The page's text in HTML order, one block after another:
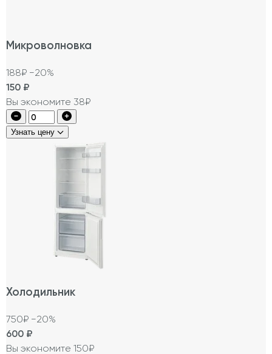
Микроволновка
188₽ −20%
150 ₽
Вы экономите 38₽
Узнать цену
Холодильник
750₽ −20%
600 ₽
Вы экономите 150₽